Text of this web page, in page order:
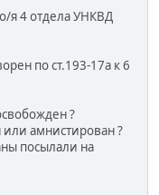
я 4 отдела УНКВД
по ст.193-17а к 6
?
амнистирован ?
посылали на